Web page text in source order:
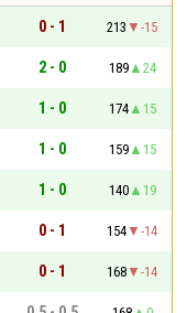
0 - 1 213
-15
2 - 0 189
24
1 - 0 174
15
1 - 0 159
15
1 - 0 140
19
0 - 1 154
-14
0 - 1 168
-14